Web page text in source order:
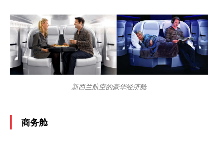
新西兰航空的豪华经济舱
商务舱